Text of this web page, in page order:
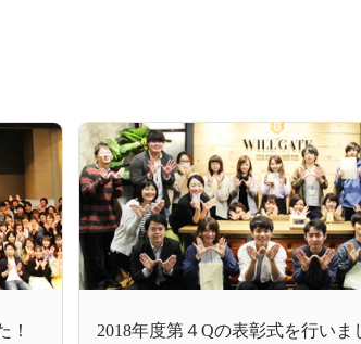
！ 2018年度第４Qの表彰式を行いま